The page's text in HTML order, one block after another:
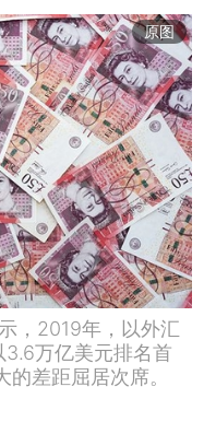
原图
，2019年，以外汇
万亿美元排名首
差距屈居次席。